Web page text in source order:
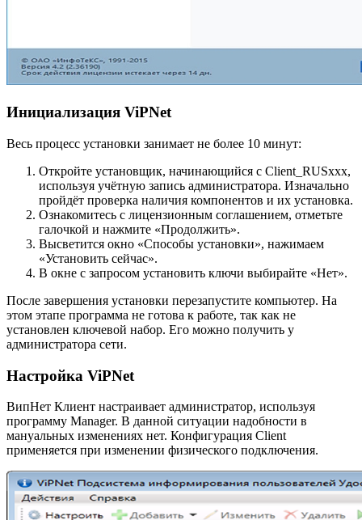
Инициализация ViPNet
Весь процесс установки занимает не более 10 минут:
Откройте установщик, начинающийся с Client_RUSxxx,
используя учётную запись администратора. Изначально
пройдёт проверка наличия компонентов и их установка.
Ознакомитесь с лицензионным соглашением, отметьте
галочкой и нажмите «Продолжить».
Высветится окно «Способы установки», нажимаем
«Установить сейчас».
В окне с запросом установить ключи выбирайте «Нет».
После завершения установки перезапустите компьютер. На
этом этапе программа не готова к работе, так как не
установлен ключевой набор. Его можно получить у
администратора сети.
Настройка ViPNet
ВипНет Клиент настраивает администратор, используя
программу Manager. В данной ситуации надобности в
мануальных изменениях нет. Конфигурация Client
применяется при изменении физического подключения.